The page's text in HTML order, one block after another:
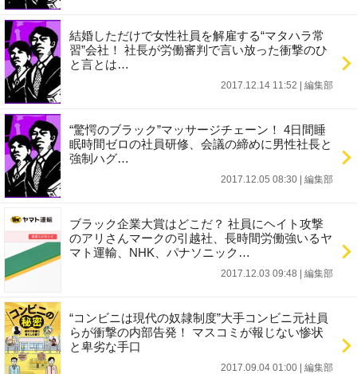
結婚しただけで女性社員を解雇する“マタハラ常
習”会社！ 社長が労働審判で言い放った衝撃のひ
と言とは…
2017.12.14 11:52 編集部
“驚愕のブラック”マッサージチェーン！ 4日間睡
眠時間ゼロの社員研修、会議の締めに男性社長と
強制ハグ…
2017.12.05 08:30 編集部
ブラック企業大賞はどこだ？ 社員にヘイト攻撃
のアリさんマークの引越社、長時間労働強いるヤ
マト運輸、NHK、パナソニック…
2017.12.03 09:48 編集部
“コンビニは現代の奴隷制度”大手コンビニ元社員
らが衝撃の内部告発！ マスコミが報じない惨状
と卑劣な手口
2017.09.04 01:00 編集部